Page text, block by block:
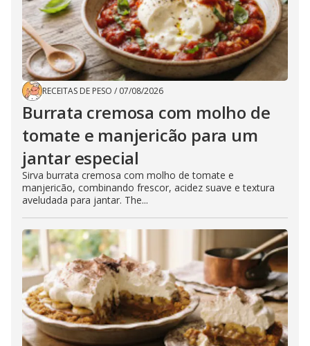
RECEITAS DE PESO / 07/08/2026
Burrata cremosa com molho de
tomate e manjericão para um
jantar especial
Sirva burrata cremosa com molho de tomate e
manjericão, combinando frescor, acidez suave e textura
aveludada para jantar. The...